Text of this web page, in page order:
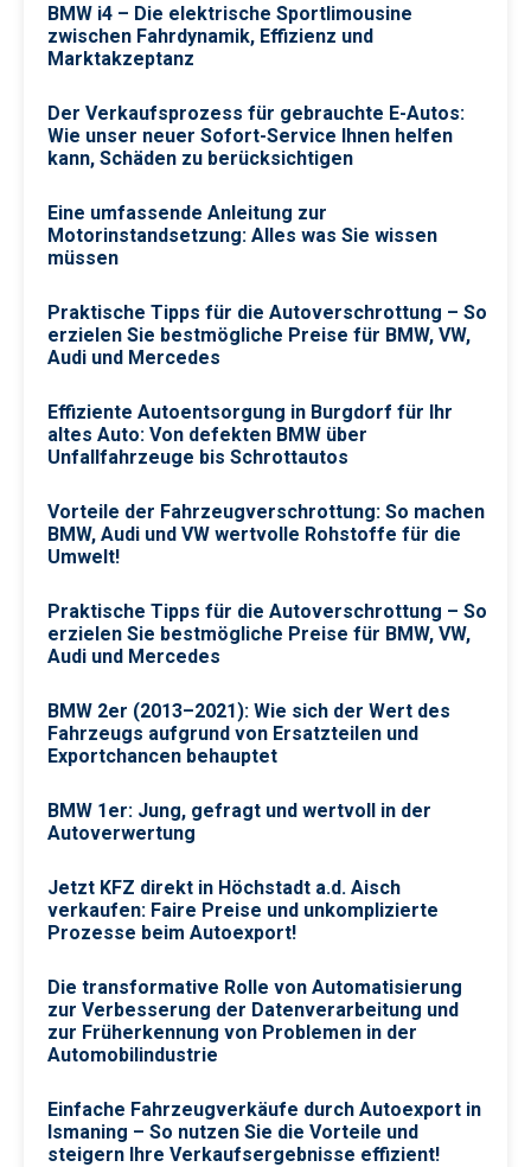
BMW i4 – Die elektrische Sportlimousine
zwischen Fahrdynamik, Effizienz und
Marktakzeptanz
Der Verkaufsprozess für gebrauchte E-Autos:
Wie unser neuer Sofort-Service Ihnen helfen
kann, Schäden zu berücksichtigen
Eine umfassende Anleitung zur
Motorinstandsetzung: Alles was Sie wissen
müssen
Praktische Tipps für die Autoverschrottung – So
erzielen Sie bestmögliche Preise für BMW, VW,
Audi und Mercedes
Effiziente Autoentsorgung in Burgdorf für Ihr
altes Auto: Von defekten BMW über
Unfallfahrzeuge bis Schrottautos
Vorteile der Fahrzeugverschrottung: So machen
BMW, Audi und VW wertvolle Rohstoffe für die
Umwelt!
Praktische Tipps für die Autoverschrottung – So
erzielen Sie bestmögliche Preise für BMW, VW,
Audi und Mercedes
BMW 2er (2013–2021): Wie sich der Wert des
Fahrzeugs aufgrund von Ersatzteilen und
Exportchancen behauptet
BMW 1er: Jung, gefragt und wertvoll in der
Autoverwertung
Jetzt KFZ direkt in Höchstadt a.d. Aisch
verkaufen: Faire Preise und unkomplizierte
Prozesse beim Autoexport!
Die transformative Rolle von Automatisierung
zur Verbesserung der Datenverarbeitung und
zur Früherkennung von Problemen in der
Automobilindustrie
Einfache Fahrzeugverkäufe durch Autoexport in
Ismaning – So nutzen Sie die Vorteile und
steigern Ihre Verkaufsergebnisse effizient!